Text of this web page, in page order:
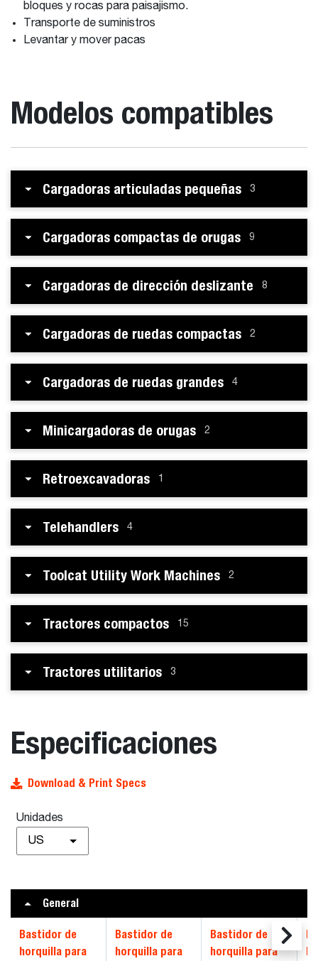
bloques y rocas para paisajismo.
Transporte de suministros
Levantar y mover pacas
Modelos compatibles
Cargadoras articuladas pequeñas 3
Cargadoras compactas de orugas 9
Cargadoras de dirección deslizante 8
Cargadoras de ruedas compactas 2
Cargadoras de ruedas grandes 4
Minicargadoras de orugas 2
Retroexcavadoras 1
Telehandlers 4
Toolcat Utility Work Machines 2
Tractores compactos 15
Tractores utilitarios 3
Especificaciones
Download & Print Specs
Unidades
US
General
Bastidor de
horquilla para
Bastidor de
horquilla para
Bastidor de
horquilla para